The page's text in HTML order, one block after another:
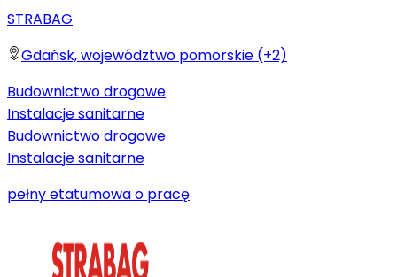
STRABAG
Gdańsk, województwo pomorskie (+2)
Budownictwo drogowe
Instalacje sanitarne
Budownictwo drogowe
Instalacje sanitarne
pełny etatumowa o pracę